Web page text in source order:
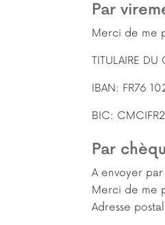
Par
Merci de me
TITULAIRE DU
IBAN: FR76
BIC:
Par
A envoyer par
Merci de me
Adresse